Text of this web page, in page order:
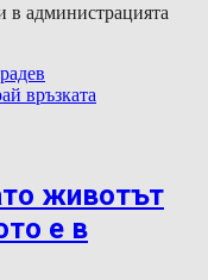
в администрацията
връзката
животът
е в